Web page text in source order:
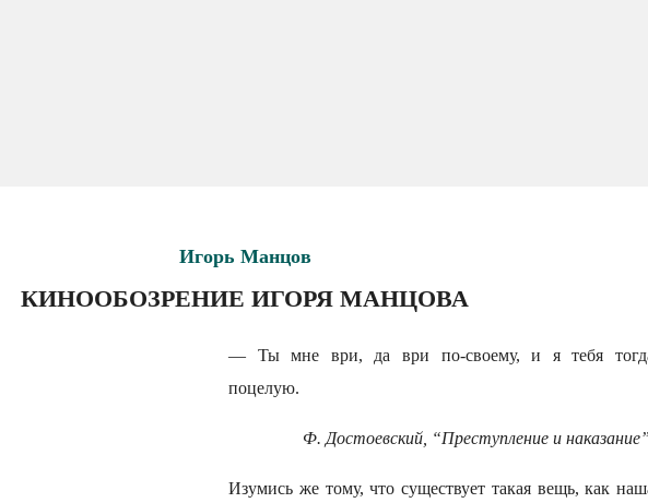
Игорь Манцов
КИНООБОЗРЕНИЕ ИГОРЯ МАНЦОВА
— Ты мне ври, да ври по-своему, и я тебя
поцелую.
Ф. Достоевский, “Преступление и
Изумись же тому, что существует такая вещь, как